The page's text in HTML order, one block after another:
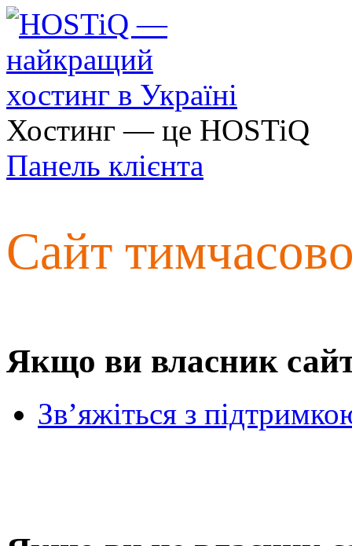
Хостинг — це HOSTiQ
Панель клієнта
Сайт
Якщо ви власник
Зв’яжіться з